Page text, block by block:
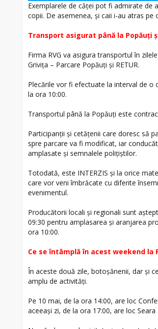
Exemplarele de căței pot fi admirate de
copii. De asemenea, și caii i-au atras pe
Transport asigurat până la Popăuți
Firma RVG va asigura transportul în
Grivița – Parcare Popăuți și RETUR.
Plecările vor fi efectuate la interval de o
la ora 10:00.
Transportul până la Popăuți este
Participanții și cetățenii care doresc să
spre parcare va fi modificat, iar
amplasate și semnalele polițiștilor.
Totodată, este INTERZIS și la orice
care vor veni îmbrăcate cu diferite
evenimentul.
Producătorii locali și regionali sunt
09:30 pentru amplasarea și aranjarea
ora 10:00.
Ce se întâmplă în acest weekend la
În aceste două zile, botoșănenii, dar și
amplu de activități.
Pe 10 mai, de la ora 14:00, are loc
aceeași zi, de la ora 17:00, are loc Seara